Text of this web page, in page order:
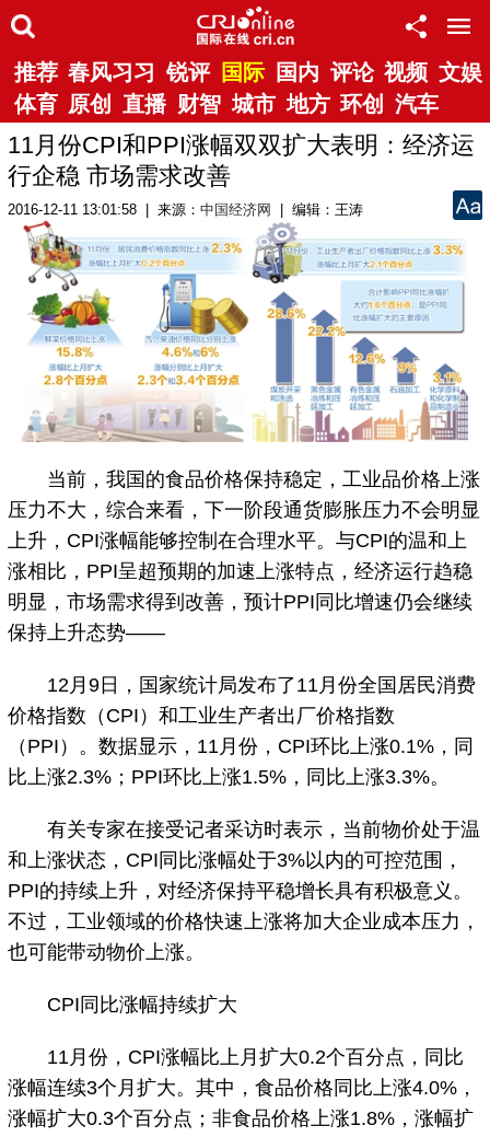
推荐 春风习习 锐评 国际 国内 评论 视频 文娱
体育 原创 直播 财智 城市 地方 环创 汽车
11月份CPI和PPI涨幅双双扩大表明：经济运
行企稳 市场需求改善
2016-12-11 13:01:58 | 来源：中国经济网 | 编辑：王涛
当前，我国的食品价格保持稳定，工业品价格上涨
压力不大，综合来看，下一阶段通货膨胀压力不会明显
上升，CPI涨幅能够控制在合理水平。与CPI的温和上
涨相比，PPI呈超预期的加速上涨特点，经济运行趋稳
明显，市场需求得到改善，预计PPI同比增速仍会继续
保持上升态势——
12月9日，国家统计局发布了11月份全国居民消费
价格指数（CPI）和工业生产者出厂价格指数
（PPI）。数据显示，11月份，CPI环比上涨0.1%，同
比上涨2.3%；PPI环比上涨1.5%，同比上涨3.3%。
有关专家在接受记者采访时表示，当前物价处于温
和上涨状态，CPI同比涨幅处于3%以内的可控范围，
PPI的持续上升，对经济保持平稳增长具有积极意义。
不过，工业领域的价格快速上涨将加大企业成本压力，
也可能带动物价上涨。
CPI同比涨幅持续扩大
11月份，CPI涨幅比上月扩大0.2个百分点，同比
涨幅连续3个月扩大。其中，食品价格同比上涨4.0%，
涨幅扩大0.3个百分点；非食品价格上涨1.8%，涨幅扩